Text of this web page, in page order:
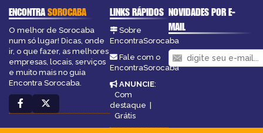
ENCONTRASOROCABA
O melhor de Sorocaba
num só lugar! Dicas, onde
ir, o que fazer, as melhores
empresas, locais, serviços
e muito mais no guia
Encontra Sorocaba.
LINKS RÁPIDOS
Sobre
EncontraSorocaba
Fale com o
EncontraSorocaba
ANUNCIE:
Com
destaque |
Grátis
NOVIDADES POR E-
MAIL